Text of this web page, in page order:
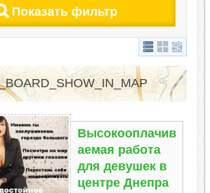
Показать фильтр
Высокооплачив
аемая работа
для девушек в
центре Днепра